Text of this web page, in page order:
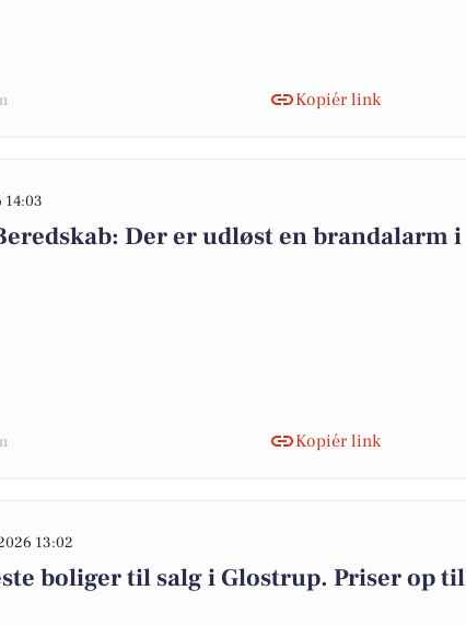
Kopiér link
14:03
Der er udløst en brandalarm i
Kopiér link
13:02
boliger til salg i Glostrup. Priser op til